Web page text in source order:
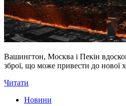
Вашингтон, Москва і Пекін
зброї, що може привести до нової
Читати
Новини